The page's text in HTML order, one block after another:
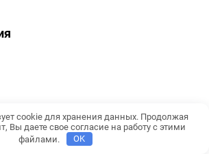
cookie для хранения данных. Продолжая
Вы даете свое согласие на работу с этими
файлами.
OK